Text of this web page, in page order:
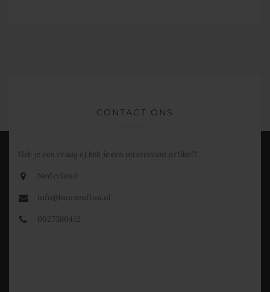
CONTACT ONS
Heb je een vraag of heb je een interessant artikel?
Nederland
info@houseoflou.nl
0627380412